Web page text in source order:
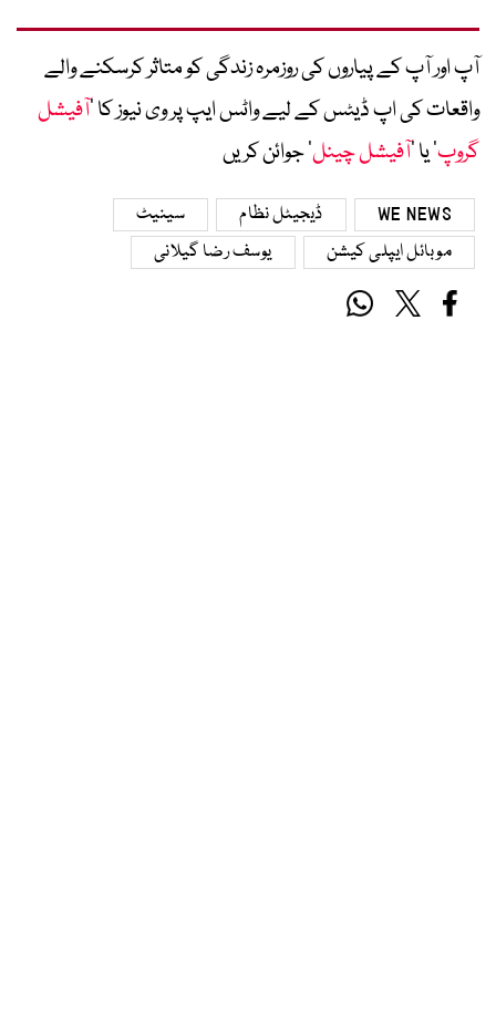
آپ اور آپ کے پیاروں کی روزمرہ زندگی کو متاثر کرسکنے والے
واقعات کی اپ ڈیٹس کے لیے واٹس ایپ پر وی نیوز کا ’آفیشل
گروپ‘ یا ’آفیشل چینل‘ جوائن کریں
WE NEWS ڈیجیٹل نظام
سینیٹ
موبائل ایپلی کیشن
یوسف رضا گیلانی